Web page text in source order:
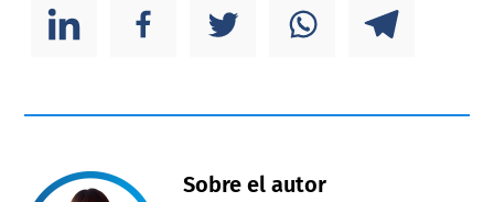
Sobre el autor